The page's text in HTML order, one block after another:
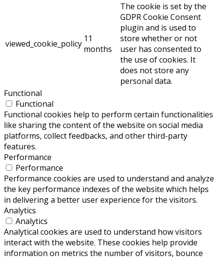
viewed_cookie_policy 11
months
The cookie is set by the
GDPR Cookie Consent
plugin and is used to
store whether or not
user has consented to
the use of cookies. It
does not store any
personal data.
Functional
Functional
Functional cookies help to perform certain functionalities
like sharing the content of the website on social media
platforms, collect feedbacks, and other third-party
features.
Performance
Performance
Performance cookies are used to understand and analyze
the key performance indexes of the website which helps
in delivering a better user experience for the visitors.
Analytics
Analytics
Analytical cookies are used to understand how visitors
interact with the website. These cookies help provide
information on metrics the number of visitors, bounce